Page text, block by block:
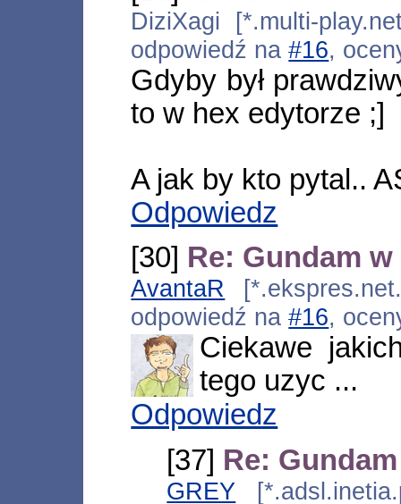
DiziXagi [*.multi-
odpowiedź na#16,
Gdyby był
to w hex edytorze ;]
A jak by kto pytal..
Odpowiedz
[30] Re: Gundam
AvantaR
odpowiedź na#16,
Ciekawe
tego uzyc ...
Odpowiedz
[37] Re:
GREY